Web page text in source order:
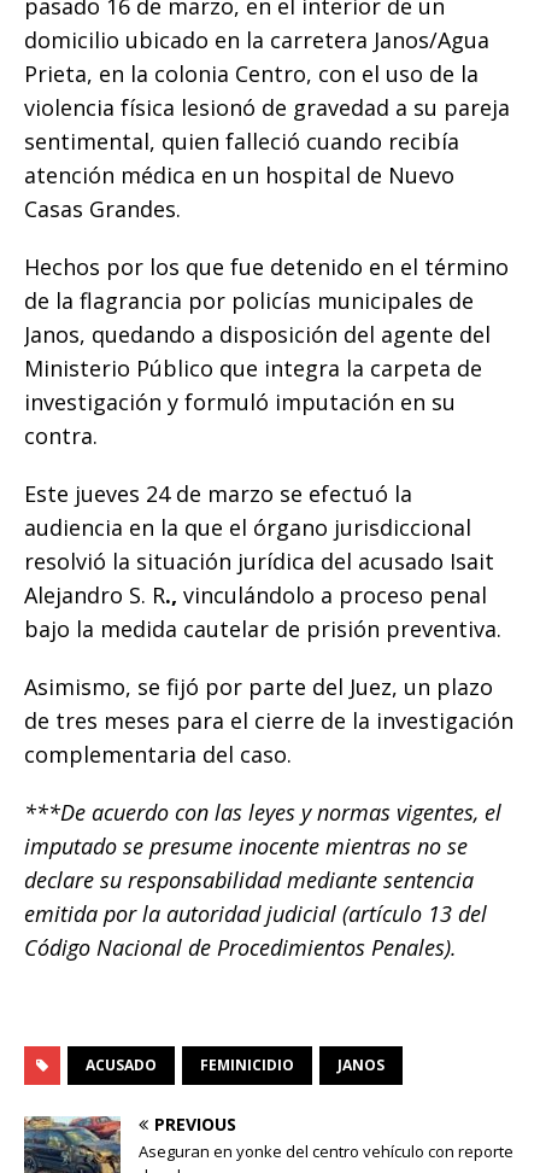
pasado 16 de marzo, en el interior de un
domicilio ubicado en la carretera Janos/Agua
Prieta, en la colonia Centro, con el uso de la
violencia física lesionó de gravedad a su pareja
sentimental, quien falleció cuando recibía
atención médica en un hospital de Nuevo
Casas Grandes.
Hechos por los que fue detenido en el término
de la flagrancia por policías municipales de
Janos, quedando a disposición del agente del
Ministerio Público que integra la carpeta de
investigación y formuló imputación en su
contra.
Este jueves 24 de marzo se efectuó la
audiencia en la que el órgano jurisdiccional
resolvió la situación jurídica del acusado Isait
Alejandro S. R., vinculándolo a proceso penal
bajo la medida cautelar de prisión preventiva.
Asimismo, se fijó por parte del Juez, un plazo
de tres meses para el cierre de la investigación
complementaria del caso.
***De acuerdo con las leyes y normas vigentes, el
imputado se presume inocente mientras no se
declare su responsabilidad mediante sentencia
emitida por la autoridad judicial (artículo 13 del
Código Nacional de Procedimientos Penales).
ACUSADO FEMINICIDIO JANOS
PREVIOUS
Aseguran en yonke del centro vehículo con reporte